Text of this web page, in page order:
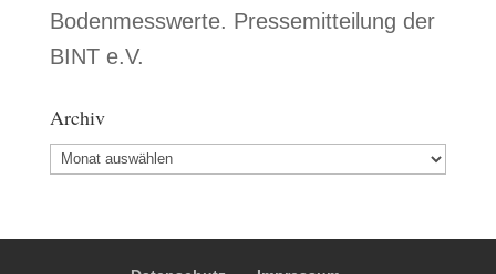
Bodenmesswerte. Pressemitteilung der
BINT e.V.
Archiv
Archiv